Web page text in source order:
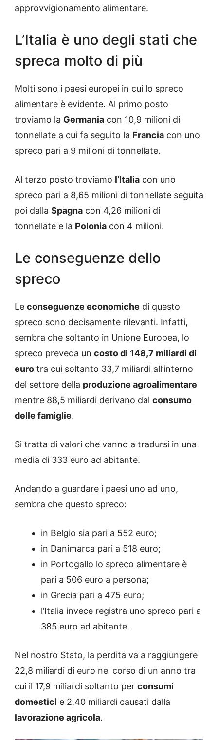
approvvigionamento alimentare.
L’Italia è uno degli stati che
spreca molto di più
Molti sono i paesi europei in cui lo spreco
alimentare è evidente. Al primo posto
troviamo la Germania con 10,9 milioni di
tonnellate a cui fa seguito la Francia con uno
spreco pari a 9 milioni di tonnellate.
Al terzo posto troviamo l’Italia con uno
spreco pari a 8,65 milioni di tonnellate seguita
poi dalla Spagna con 4,26 milioni di
tonnellate e la Polonia con 4 milioni.
Le conseguenze dello
spreco
Le conseguenze economiche di questo
spreco sono decisamente rilevanti. Infatti,
sembra che soltanto in Unione Europea, lo
spreco preveda un costo di 148,7 miliardi di
euro tra cui soltanto 33,7 miliardi all’interno
del settore della produzione agroalimentare
mentre 88,5 miliardi derivano dal consumo
delle famiglie.
Si tratta di valori che vanno a tradursi in una
media di 333 euro ad abitante.
Andando a guardare i paesi uno ad uno,
sembra che questo spreco:
in Belgio sia pari a 552 euro;
in Danimarca pari a 518 euro;
in Portogallo lo spreco alimentare è
pari a 506 euro a persona;
in Grecia pari a 475 euro;
l’Italia invece registra uno spreco pari a
385 euro ad abitante.
Nel nostro Stato, la perdita va a raggiungere
22,8 miliardi di euro nel corso di un anno tra
cui il 17,9 miliardi soltanto per consumi
domestici e 2,40 miliardi causati dalla
lavorazione agricola.